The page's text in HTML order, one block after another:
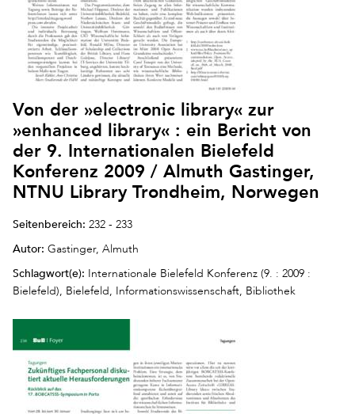
Von der »electronic library« zur
»enhanced library« : ein Bericht von
der 9. Internationalen Bielefeld
Konferenz 2009 / Almuth Gastinger,
NTNU Library Trondheim, Norwegen
Seitenbereich: 232 - 233
Autor: Gastinger, Almuth
Schlagwort(e): Internationale Bielefeld Konferenz (9. : 2009 :
Bielefeld), Bielefeld, Informationswissenschaft, Bibliothek